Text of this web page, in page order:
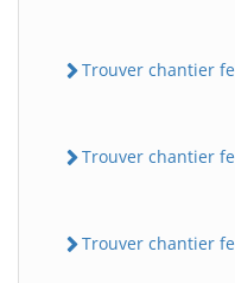
Trouver chantier
Trouver chantier
Trouver chantier